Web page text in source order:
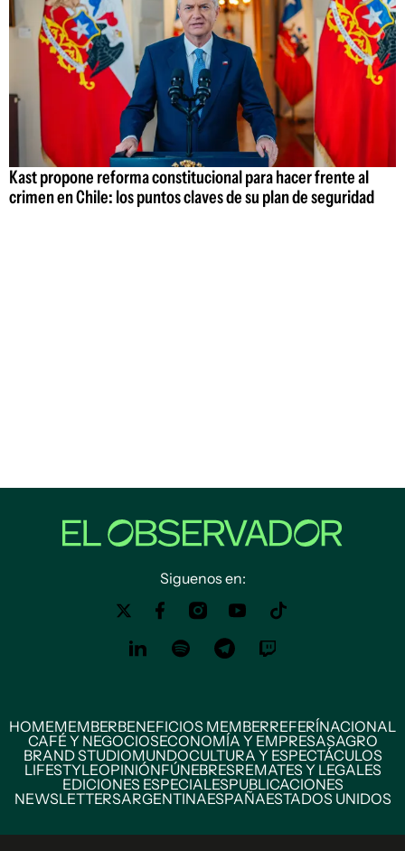
Kast propone reforma constitucional para hacer frente al
crimen en Chile: los puntos claves de su plan de seguridad
Siguenos en:
HOMEMEMBERBENEFICIOS MEMBERREFERÍNACIONAL
CAFÉ Y NEGOCIOSECONOMÍA Y EMPRESASAGRO
BRAND STUDIOMUNDOCULTURA Y ESPECTÁCULOS
LIFESTYLEOPINIÓNFÚNEBRESREMATES Y LEGALES
EDICIONES ESPECIALESPUBLICACIONES
NEWSLETTERSARGENTINAESPAÑAESTADOS UNIDOS